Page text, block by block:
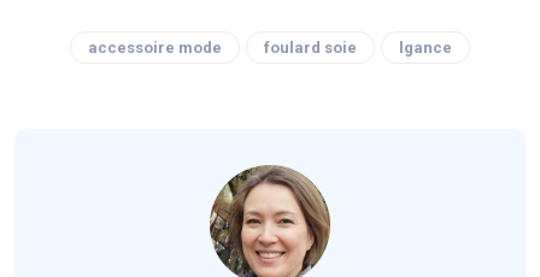
accessoire mode foulard soie lgance